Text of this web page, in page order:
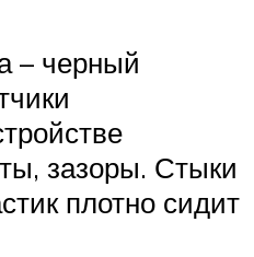
– черный
зазоры. Стыки
плотно сидит